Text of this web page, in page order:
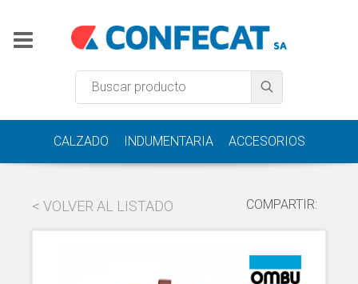
CALZADO INDUMENTARIA ACCESORIOS
< VOLVER AL LISTADO COMPARTIR: